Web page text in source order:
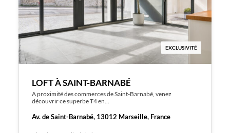
EXCLUSIVITÉ
LOFT À SAINT-BARNABÉ
A proximité des commerces de Saint-Barnabé, venez
découvrir ce superbe T4 en…
Av. de Saint-Barnabé, 13012 Marseille, France